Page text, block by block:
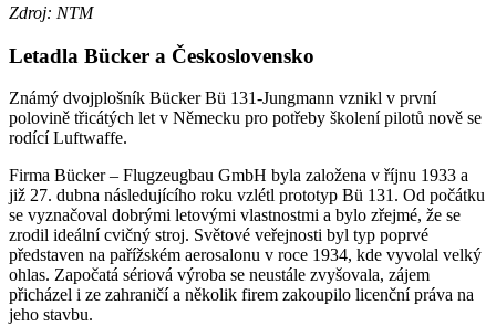
Zdroj: NTM
Letadla Bücker a Československo
Známý dvojplošník Bücker Bü 131-Jungmann vznikl v první
polovině třicátých let v Německu pro potřeby školení pilotů nově se
rodící Luftwaffe.
Firma Bücker – Flugzeugbau GmbH byla založena v říjnu 1933 a
již 27. dubna následujícího roku vzlétl prototyp Bü 131. Od počátku
se vyznačoval dobrými letovými vlastnostmi a bylo zřejmé, že se
zrodil ideální cvičný stroj. Světové veřejnosti byl typ poprvé
představen na pařížském aerosalonu v roce 1934, kde vyvolal velký
ohlas. Započatá sériová výroba se neustále zvyšovala, zájem
přicházel i ze zahraničí a několik firem zakoupilo licenční práva na
jeho stavbu.